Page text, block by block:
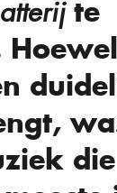
te